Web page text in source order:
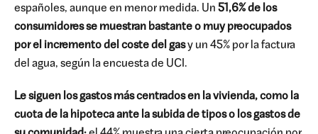
españoles, aunque en menor medida. Un 51,6% de los
consumidores se muestran bastante o muy preocupados
por el incremento del coste del gasy un 45% por la factura
del agua, según la encuesta de UCI.
Le siguen los gastos más centrados en la vivienda, como la
cuota de la hipoteca ante la subida de tipos o los gastos de